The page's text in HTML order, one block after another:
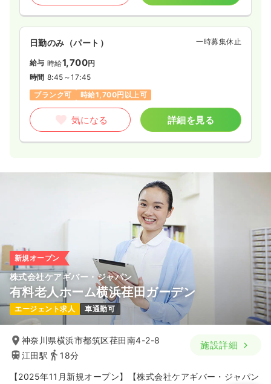
日勤のみ（パート） 一時募集休止
給与 時給1,700円
時間 8:45～17:45
ブランク可
時給1,700円以上可
気になる 詳細を見る
新規オープン
株式会社ケアギバー・ジャパン
有料老人ホーム横浜荏田ガーデン
エージェント求人 車通勤可
神奈川県横浜市都筑区荏田南4-2-8
江田駅
18分
施設詳細
【2025年11月新規オープン】【株式会社ケアギバー・ジャパン